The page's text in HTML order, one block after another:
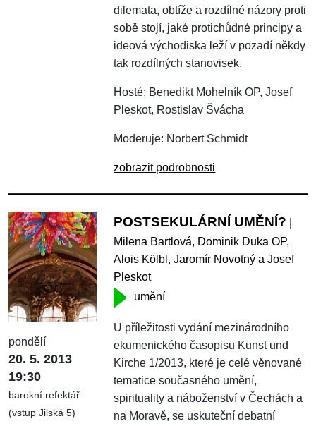
dilemata, obtíže a rozdílné názory proti
sobě stojí, jaké protichůdné principy a
ideová východiska leží v pozadí někdy
tak rozdílných stanovisek.
Hosté: Benedikt Mohelník OP, Josef
Pleskot, Rostislav Švácha
Moderuje: Norbert Schmidt
zobrazit podrobnosti
pondělí
20. 5. 2013
19:30
barokní refektář
(vstup Jilská 5)
POSTSEKULÁRNÍ UMĚNÍ?
Milena Bartlová, Dominik Duka OP,
Alois Kölbl, Jaromír Novotný a Josef
Pleskot
umění
U příležitosti vydání mezinárodního
ekumenického časopisu Kunst und
Kirche 1/2013, které je celé věnované
tematice současného umění,
spirituality a náboženství v Čechách a
na Moravě, se uskuteční debatní